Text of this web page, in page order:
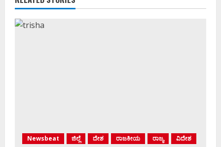
Newsbeat ಜಿಲ್ಲೆ ದೇಶ ರಾಜಕೀಯ ರಾಜ್ಯ ವಿದೇಶ